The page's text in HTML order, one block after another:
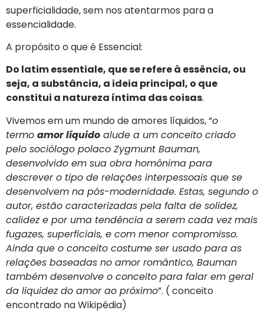
superficialidade, sem nos atentarmos para a
essencialidade.
A propósito o que é Essencial:
Do latim essentiale, que se refere à essência, ou
seja, a substância, a ideia principal, o que
constitui a natureza íntima das coisas.
Vivemos em um mundo de amores líquidos, “o
termo amor líquido alude a um conceito criado
pelo sociólogo polaco Zygmunt Bauman,
desenvolvido em sua obra homônima para
descrever o tipo de relações interpessoais que se
desenvolvem na pós-modernidade. Estas, segundo o
autor, estão caracterizadas pela falta de solidez,
calidez e por uma tendência a serem cada vez mais
fugazes, superficiais, e com menor compromisso.
Ainda que o conceito costume ser usado para as
relações baseadas no amor romântico, Bauman
também desenvolve o conceito para falar em geral
da liquidez do amor ao próximo”. ( conceito
encontrado na Wikipédia)